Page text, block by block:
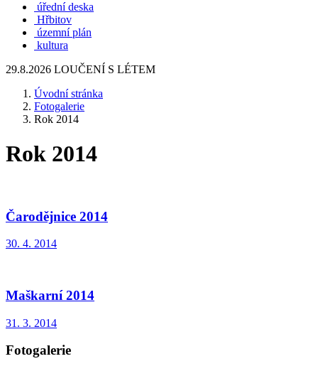
úřední deska
Hřbitov
územní plán
kultura
29.8.2026 LOUČENÍ S LÉTEM
Úvodní stránka
Fotogalerie
Rok 2014
Rok 2014
Čarodějnice 2014
30. 4. 2014
Maškarní 2014
31. 3. 2014
Fotogalerie